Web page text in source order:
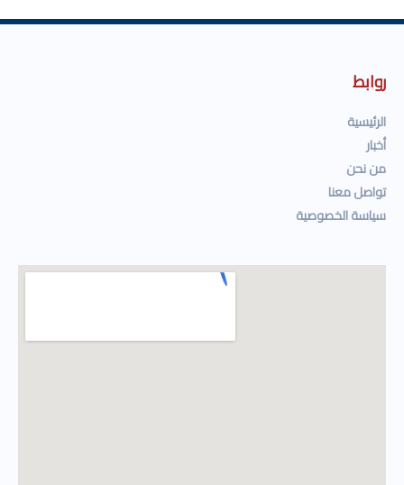
روابط
الرئيسية
أخبار
من نحن
تواصل معنا
سياسة الخصوصية